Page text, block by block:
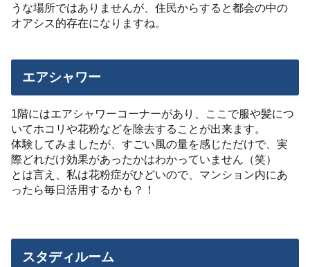
うな場所ではありませんが、住民からすると都会の中の
オアシス的存在になりますね。
エアシャワー
1階にはエアシャワーコーナーがあり、ここで服や髪につ
いてホコリや花粉などを除去することが出来ます。
体験してみましたが、すごい風の量を感じただけで、実
際どれだけ効果があったかはわかっていません（笑）
とは言え、私は花粉症がひどいので、マンション内にあ
ったら毎日活用するかも？！
スタディルーム